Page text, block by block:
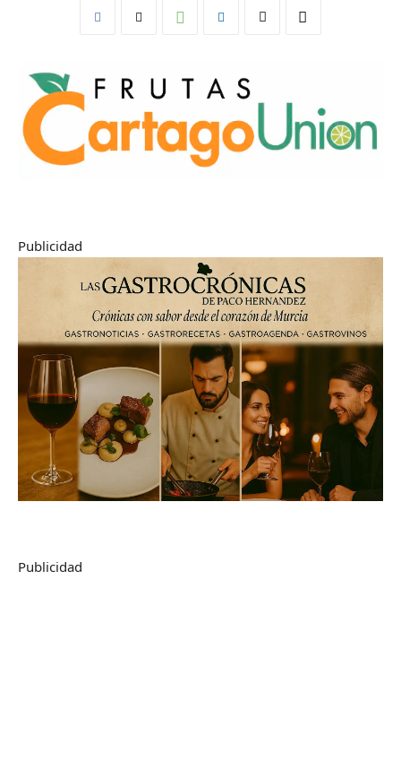
Publicidad
Publicidad